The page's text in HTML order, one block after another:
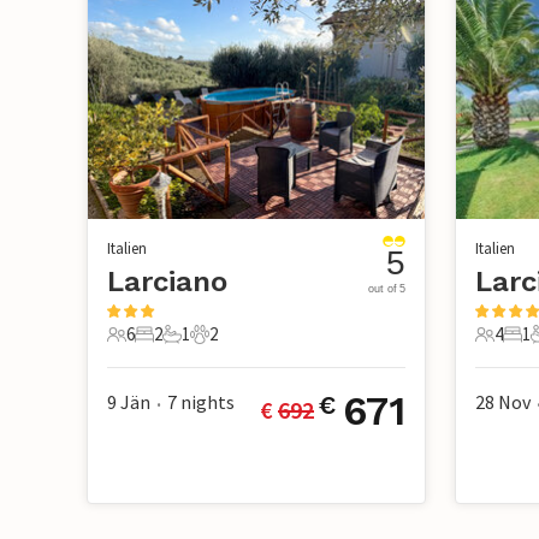
Italien
Larciano
6 Gäste
6
2 Schlafzimmer
2
1 Badezimmer
1
2 Haustiere
2
5
out of 5
9 Jän • 7 nights € 692€ 671
Italien
4 Gäste
4
1
1
28 Nov